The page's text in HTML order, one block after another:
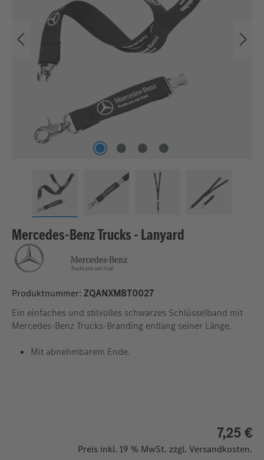
Mercedes-Benz Trucks - Lanyard
Produktnummer: ZQANXMBT0027
Ein einfaches und stilvolles schwarzes Schlüsselband mit
Mercedes-Benz Trucks-Branding entlang seiner Länge.
Mit abnehmbarem Ende.
7,25 €
Preis inkl. 19 % MwSt. zzgl. Versandkosten.